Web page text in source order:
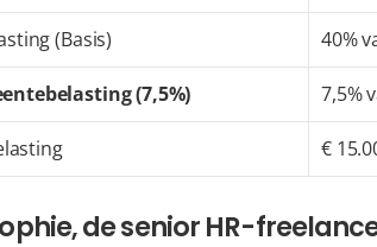
(Basis) 40%
(7,5%) 7,5%
€
de senior HR-